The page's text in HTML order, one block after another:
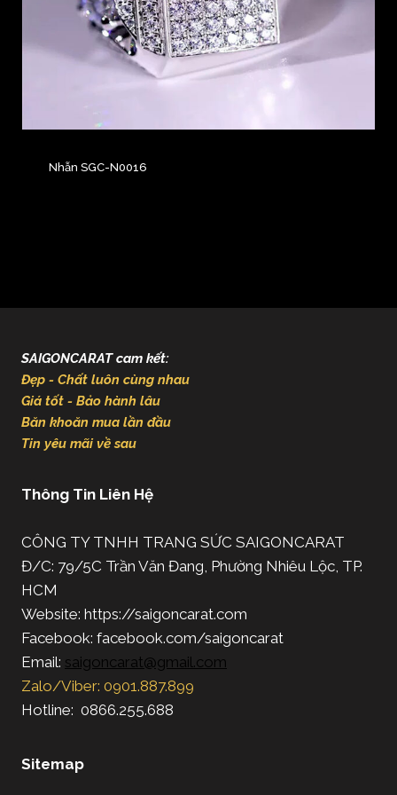
Nhẫn SGC-N0016
SAIGONCARAT cam kết:
Đẹp - Chất luôn cùng nhau
Giá tốt - Bảo hành lâu
Băn khoăn mua lần đầu
Tin yêu mãi về sau
Thông Tin Liên Hệ
CÔNG TY TNHH TRANG SỨC SAIGONCARAT
Đ/C: 79/5C Trần Văn Đang, Phường Nhiêu Lộc, TP.
HCM
Website: https://saigoncarat.com
Facebook: facebook.com/saigoncarat
Email: saigoncarat@gmail.com
Zalo/Viber: 0901.887.899
Hotline: 0866.255.688
Sitemap